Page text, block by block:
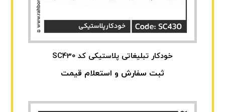
خودکار تبلیغاتی پلاستیکی کد SC430
ثبت سفارش و استعلام قیمت